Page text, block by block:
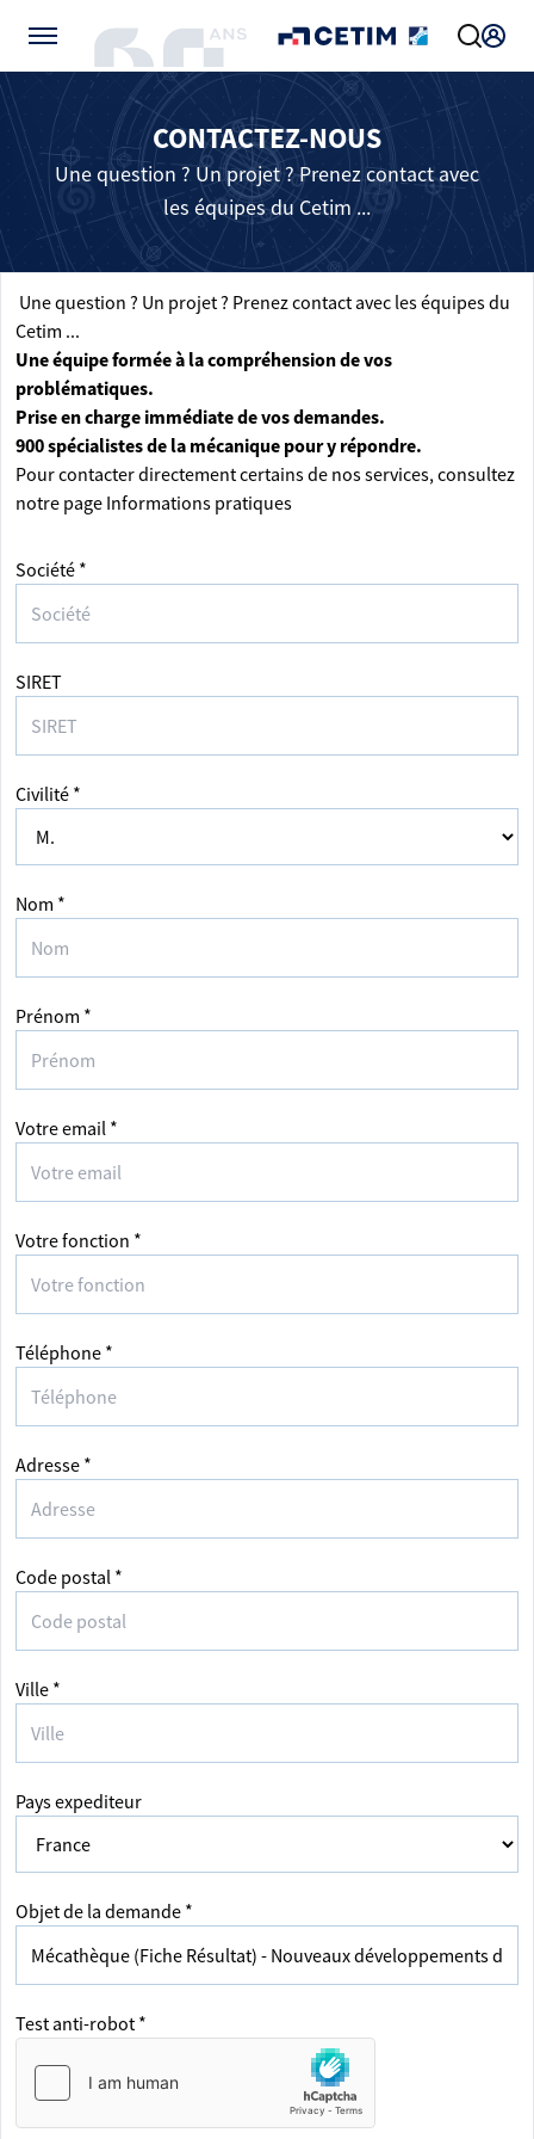
CONTACTEZ-NOUS
Une question ? Un projet ? Prenez contact avec
les équipes du Cetim ...
Une question ? Un projet ? Prenez contact avec les équipes du
Cetim ...
Une équipe formée à la compréhension de vos
problématiques.
Prise en charge immédiate de vos demandes.
900 spécialistes de la mécanique pour y répondre.
Pour contacter directement certains de nos services, consultez
notre page Informations pratiques
Société *
SIRET
Civilité *
Nom *
Prénom *
Votre email *
Votre fonction *
Téléphone *
Adresse *
Code postal *
Ville *
Pays expediteur
Objet de la demande *
Test anti-robot *